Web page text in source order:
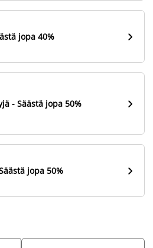
jopa 40% 
- Säästä jopa 50% 
jopa 50% 